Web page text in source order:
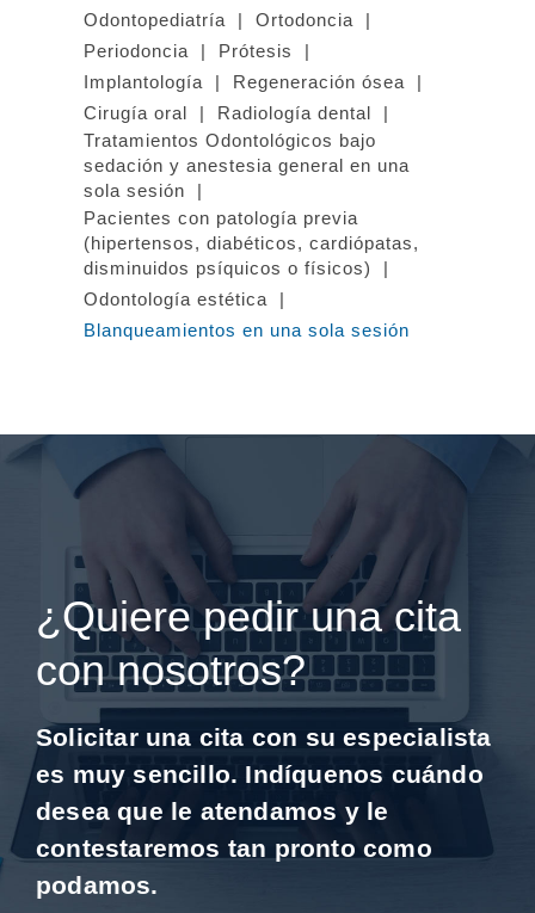
Odontopediatría
Ortodoncia
Periodoncia
Prótesis
Implantología
Regeneración ósea
Cirugía oral
Radiología dental
Tratamientos Odontológicos bajo
sedación y anestesia general en una
sola sesión
Pacientes con patología previa
(hipertensos, diabéticos, cardiópatas,
disminuidos psíquicos o físicos)
Odontología estética
Blanqueamientos en una sola sesión
¿Quiere pedir una cita
con nosotros?
Solicitar una cita con su especialista
es muy sencillo. Indíquenos cuándo
desea que le atendamos y le
contestaremos tan pronto como
podamos.